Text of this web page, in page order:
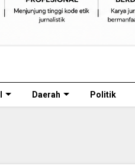
Daerah Politik